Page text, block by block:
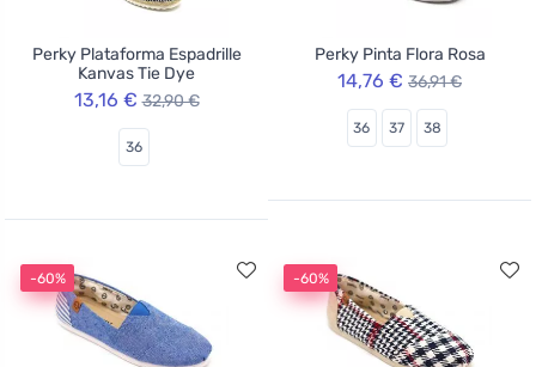
Perky Plataforma Espadrille
Kanvas Tie Dye
13,16 € 32,90 €
36
Perky Pinta Flora Rosa
14,76 € 36,91 €
36 37 38
-60% -60%